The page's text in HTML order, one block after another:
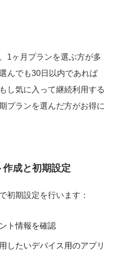
1ヶ月プランを選ぶ方が多
んでも30日以内であれば
し気に入って継続利用する
プランを選んだ方がお得に
成と初期設定
初期設定を行います：
ト情報を確認
したいデバイス用のアプリ